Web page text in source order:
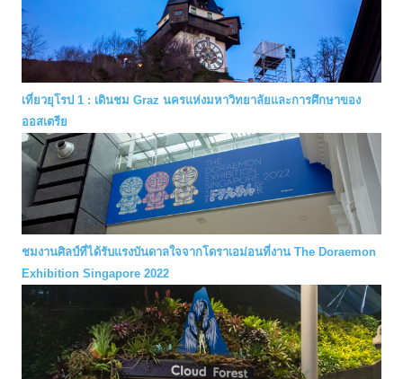
เที่ยวยุโรป 1 : เดินชม Graz นครแห่งมหาวิทยาลัยและการศึกษาของ
ออสเตรีย
ชมงานศิลป์ที่ได้รับแรงบันดาลใจจากโดราเอม่อนที่งาน The Doraemon
Exhibition Singapore 2022